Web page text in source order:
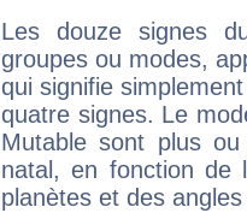
Les douze signes
groupes ou modes,
qui signifie
quatre signes. Le
Mutable sont plus
natal, en fonction de
planètes et des